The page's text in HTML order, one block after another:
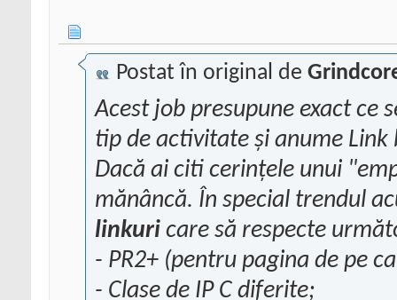
Postat în original de
Acest job presupune exact ce
tip de activitate și anume Link
Dacă ai citi cerințele unui "e
mănâncă. În special trendul
linkuri care să respecte
- PR2+ (pentru pagina de pe
- Clase de IP C diferite;